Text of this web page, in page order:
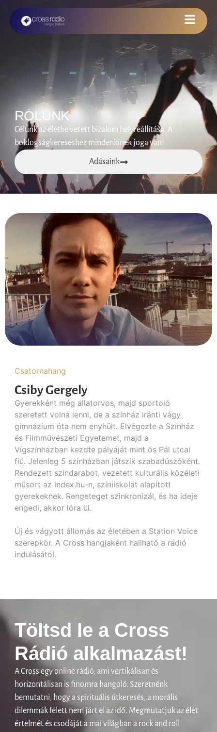
RÓLUNK
Célunk az életbe vetett bizalom helyreállítása. A
boldogságkereséshez mindenkinek joga van!
Adásaink
Csatornahang
Csiby Gergely
Gyerekként még állatorvos, majd sportoló
szeretett volna lenni, de a színház iránti vágy
gimnázium óta nem enyhült. Elvégezte a Színház
és Filmművészeti Egyetemet, majd a
Vígszínházban kezdte pályáját mint ős Pál utcai
fiú. Jelenleg 5 színházban játszik szabadúszóként.
Rendezett színdarabot, vezetett kulturális közéleti
műsort az index.hu-n, színiiskolát alapított
gyerekeknek. Rengeteget szinkronizál, és ha ideje
engedi, akkor lóra ül.
Új és vágyott állomás az életében a Station Voice
szerepkör. A Cross hangjaként hallható a rádió
indulásától.
Töltsd le a Cross
Rádió alkalmazást!
A Cross egy online rádió, ami vertikálisan és
horizontálisan is finomra hangoló. Szeretnénk
bemutatni, hogy a spirituális útkeresés, a morális
dilemmák felett nem járt el az idő. Megmutatjuk az élet
értelmét és csodáját a mai világban a rock and roll